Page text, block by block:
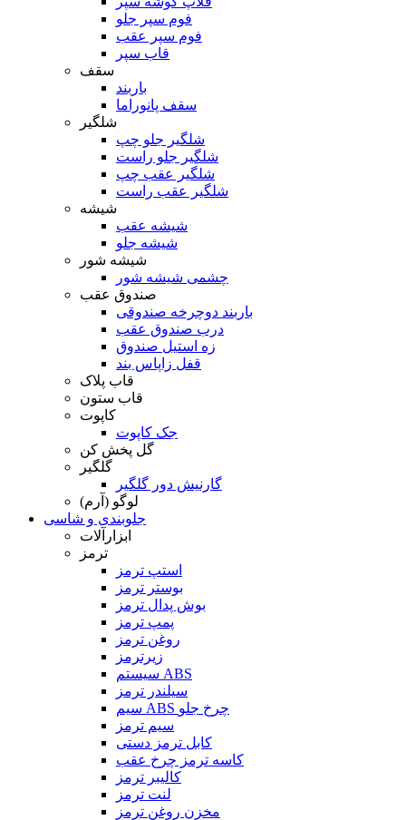
فوم سپر جلو
فوم سپر عقب
قاب سپر
سقف
باربند
سقف پانوراما
شلگیر
شلگیر جلو چپ
شلگیر جلو راست
شلگیر عقب چپ
شلگیر عقب راست
شیشه
شیشه عقب
شیشه جلو
شیشه شور
چشمی شیشه شور
صندوق عقب
باربند دوچرخه صندوقی
درب صندوق عقب
زه استیل صندوق
قفل زاپاس بند
قاب پلاک
قاب ستون
کاپوت
جک کاپوت
گل پخش کن
گلگیر
گارنیش دور گلگیر
لوگو (آرم)
جلوبندی و شاسی
ابزارآلات
ترمز
استپ ترمز
بوستر ترمز
بوش پدال ترمز
پمپ ترمز
روغن ترمز
زیرترمز
سیستم ABS
سیلندر ترمز
سیم ABS چرخ جلو
سیم ترمز
کابل ترمز دستی
کاسه ترمز چرخ عقب
کالیبر ترمز
لنت ترمز
مخزن روغن ترمز